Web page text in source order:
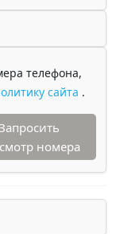
телефона,
сайта .
номера